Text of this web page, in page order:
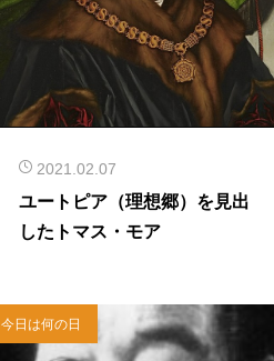
2021.02.07
ユートピア（理想郷）を見出
したトマス・モア
今日は何の日